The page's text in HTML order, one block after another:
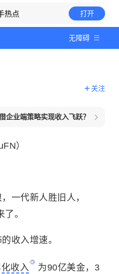
热点 打开
无障碍
关注
业端策略实现收入飞跃？
）
一代新人胜旧人，
。
收入增速。
收入
为90亿美金，3